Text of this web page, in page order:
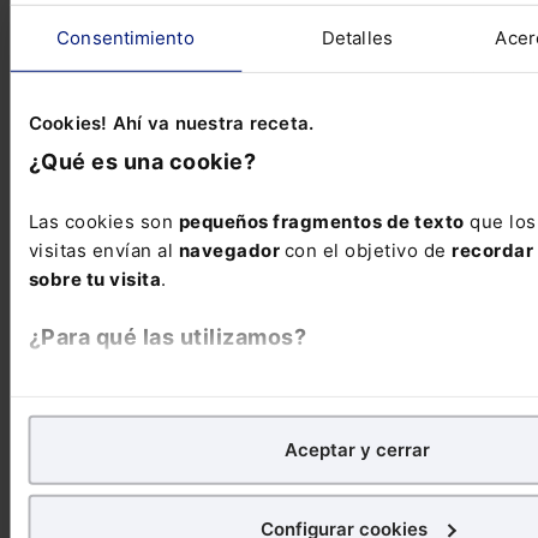
Consentimiento Detalles
Cookies! Ahí va nuestra receta.
¿Qué es una cookie?
Las cookies son pequeños fragmentos de texto que
visitas envían al navegador con el objetivo de recordar
sobre tu visita.
¿Para qué las utilizamos?
demejorar tu experienciaen nuestra página web.
publicitarios, para poder mostrarte publicidad y
interés.
Aceptar y cerrar
Configurar cookies
COMENTAR